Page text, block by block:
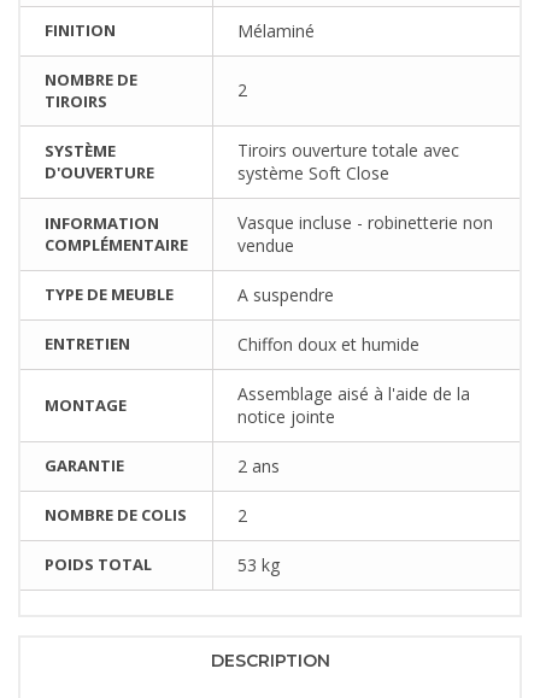
FINITION Mélaminé
NOMBRE DE
TIROIRS
2
SYSTÈME
D'OUVERTURE
Tiroirs ouverture totale avec
système Soft Close
INFORMATION
COMPLÉMENTAIRE
Vasque incluse - robinetterie non
vendue
TYPE DE MEUBLE A suspendre
ENTRETIEN Chiffon doux et humide
MONTAGE
Assemblage aisé à l'aide de la
notice jointe
GARANTIE 2 ans
NOMBRE DE COLIS 2
POIDS TOTAL 53 kg
DESCRIPTION